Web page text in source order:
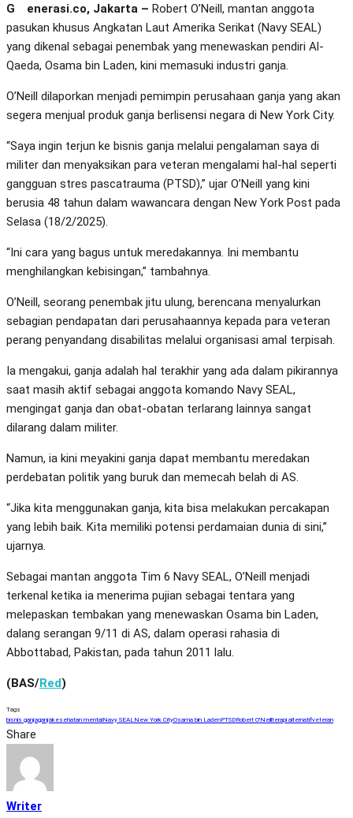
Generasi.co, Jakarta – Robert O’Neill, mantan anggota
pasukan khusus Angkatan Laut Amerika Serikat (Navy SEAL)
yang dikenal sebagai penembak yang menewaskan pendiri Al-
Qaeda, Osama bin Laden, kini memasuki industri ganja.
O’Neill dilaporkan menjadi pemimpin perusahaan ganja yang akan
segera menjual produk ganja berlisensi negara di New York City.
“Saya ingin terjun ke bisnis ganja melalui pengalaman saya di
militer dan menyaksikan para veteran mengalami hal-hal seperti
gangguan stres pascatrauma (PTSD),” ujar O’Neill yang kini
berusia 48 tahun dalam wawancara dengan New York Post pada
Selasa (18/2/2025).
“Ini cara yang bagus untuk meredakannya. Ini membantu
menghilangkan kebisingan,” tambahnya.
O’Neill, seorang penembak jitu ulung, berencana menyalurkan
sebagian pendapatan dari perusahaannya kepada para veteran
perang penyandang disabilitas melalui organisasi amal terpisah.
Ia mengakui, ganja adalah hal terakhir yang ada dalam pikirannya
saat masih aktif sebagai anggota komando Navy SEAL,
mengingat ganja dan obat-obatan terlarang lainnya sangat
dilarang dalam militer.
Namun, ia kini meyakini ganja dapat membantu meredakan
perdebatan politik yang buruk dan memecah belah di AS.
“Jika kita menggunakan ganja, kita bisa melakukan percakapan
yang lebih baik. Kita memiliki potensi perdamaian dunia di sini,”
ujarnya.
Sebagai mantan anggota Tim 6 Navy SEAL, O’Neill menjadi
terkenal ketika ia menerima pujian sebagai tentara yang
melepaskan tembakan yang menewaskan Osama bin Laden,
dalang serangan 9/11 di AS, dalam operasi rahasia di
Abbottabad, Pakistan, pada tahun 2011 lalu.
(BAS/Red)
Tags
bisnis ganjaganjakesehatan mentalNavy SEALNew York CityOsama bin LadenPTSDRobert O'Neillterapi alternatifveteran
Share
Writer